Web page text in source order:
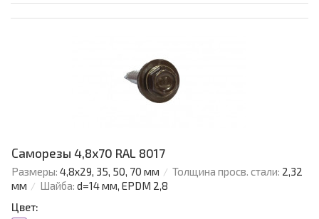
Саморезы 4,8х70 RAL 8017
Размеры: 4,8х29, 35, 50, 70 мм Толщина просв. стали: 2,32
мм
Шайба: d=14 мм, EPDM 2,8
Цвет: